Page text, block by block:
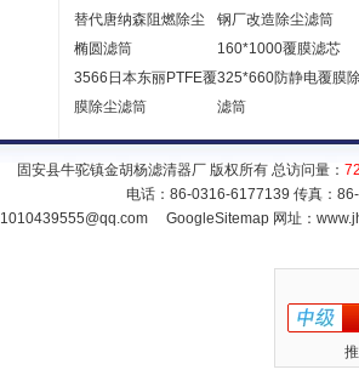
替代唐纳森阻燃除尘
椭圆滤筒
钢厂改造除尘滤筒
160*1000覆膜滤芯
3566日本东丽PTFE覆
膜除尘滤筒
325*660防静电覆膜
滤筒
固安县牛驼镇金胡杨滤清器厂 版权所有 总访问量：
电话：86-0316-6177139 传真：
1010439555@qq.com GoogleSitemap网址：